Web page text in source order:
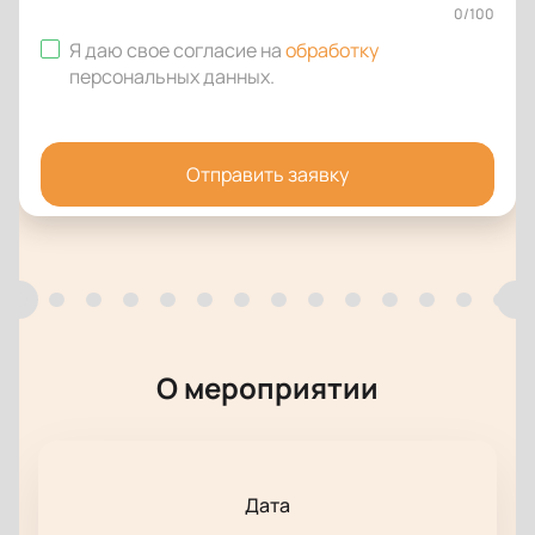
0/100
Я даю свое согласие наобработку
персональных данных.
Отправить заявку
О мероприятии
Дата